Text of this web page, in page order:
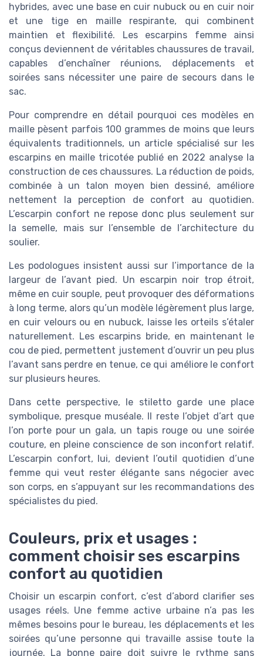
hybrides, avec une base en cuir nubuck ou en cuir noir
et une tige en maille respirante, qui combinent
maintien et flexibilité. Les escarpins femme ainsi
conçus deviennent de véritables chaussures de travail,
capables d’enchaîner réunions, déplacements et
soirées sans nécessiter une paire de secours dans le
sac.
Pour comprendre en détail pourquoi ces modèles en
maille pèsent parfois 100 grammes de moins que leurs
équivalents traditionnels, un article spécialisé sur les
escarpins en maille tricotée publié en 2022 analyse la
construction de ces chaussures. La réduction de poids,
combinée à un talon moyen bien dessiné, améliore
nettement la perception de confort au quotidien.
L’escarpin confort ne repose donc plus seulement sur
la semelle, mais sur l’ensemble de l’architecture du
soulier.
Les podologues insistent aussi sur l’importance de la
largeur de l’avant pied. Un escarpin noir trop étroit,
même en cuir souple, peut provoquer des déformations
à long terme, alors qu’un modèle légèrement plus large,
en cuir velours ou en nubuck, laisse les orteils s’étaler
naturellement. Les escarpins bride, en maintenant le
cou de pied, permettent justement d’ouvrir un peu plus
l’avant sans perdre en tenue, ce qui améliore le confort
sur plusieurs heures.
Dans cette perspective, le stiletto garde une place
symbolique, presque muséale. Il reste l’objet d’art que
l’on porte pour un gala, un tapis rouge ou une soirée
couture, en pleine conscience de son inconfort relatif.
L’escarpin confort, lui, devient l’outil quotidien d’une
femme qui veut rester élégante sans négocier avec
son corps, en s’appuyant sur les recommandations des
spécialistes du pied.
Couleurs, prix et usages :
comment choisir ses escarpins
confort au quotidien
Choisir un escarpin confort, c’est d’abord clarifier ses
usages réels. Une femme active urbaine n’a pas les
mêmes besoins pour le bureau, les déplacements et les
soirées qu’une personne qui travaille assise toute la
journée. La bonne paire doit suivre le rythme sans